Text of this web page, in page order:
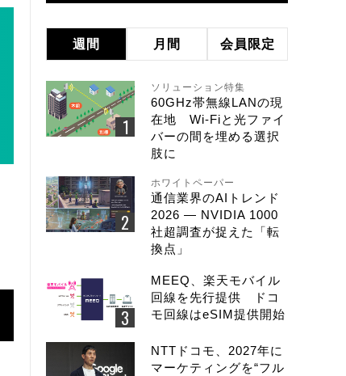
週間 月間 会員限定
ソリューション特集
60GHz帯無線LANの現
在地 Wi-Fiと光ファイ
バーの間を埋める選択
肢に
ホワイトペーパー
通信業界のAIトレンド
2026 ― NVIDIA 1000
社超調査が捉えた「転
換点」
MEEQ、楽天モバイル
回線を先行提供 ドコ
モ回線はeSIM提供開始
NTTドコモ、2027年に
マーケティングを“フル